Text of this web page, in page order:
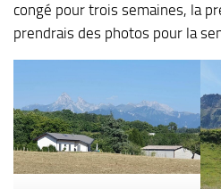
congé pour trois semaines, la
prendrais des photos pour la